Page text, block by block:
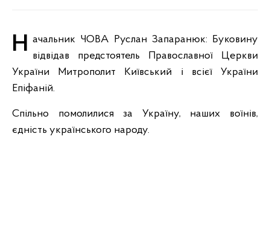
Начальник ЧОВА Руслан Запаранюк: Буковину відвідав предстоятель Православної Церкви
України Митрополит Київський і всієї України
Епіфаній.
Спільно помолилися за Україну, наших воїнів,
єдність українського народу.